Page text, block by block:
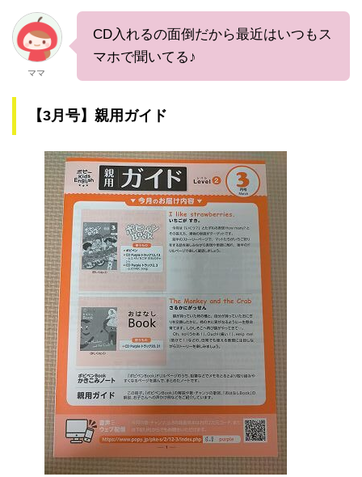
ママ
CD入れるの面倒だから最近はいつもス
マホで聞いてる♪
【3月号】親用ガイド